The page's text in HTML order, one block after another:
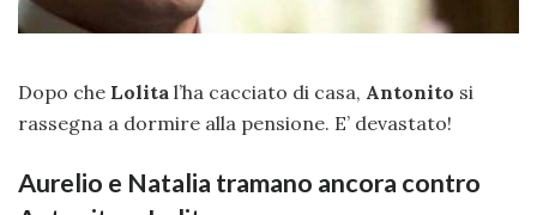
Dopo che Lolita l’ha cacciato di casa, Antonito si
rassegna a dormire alla pensione. E’ devastato!
Aurelio e Natalia tramano ancora contro